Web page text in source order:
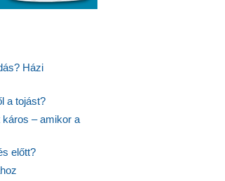
Házi
a tojást?
– amikor a
előtt?